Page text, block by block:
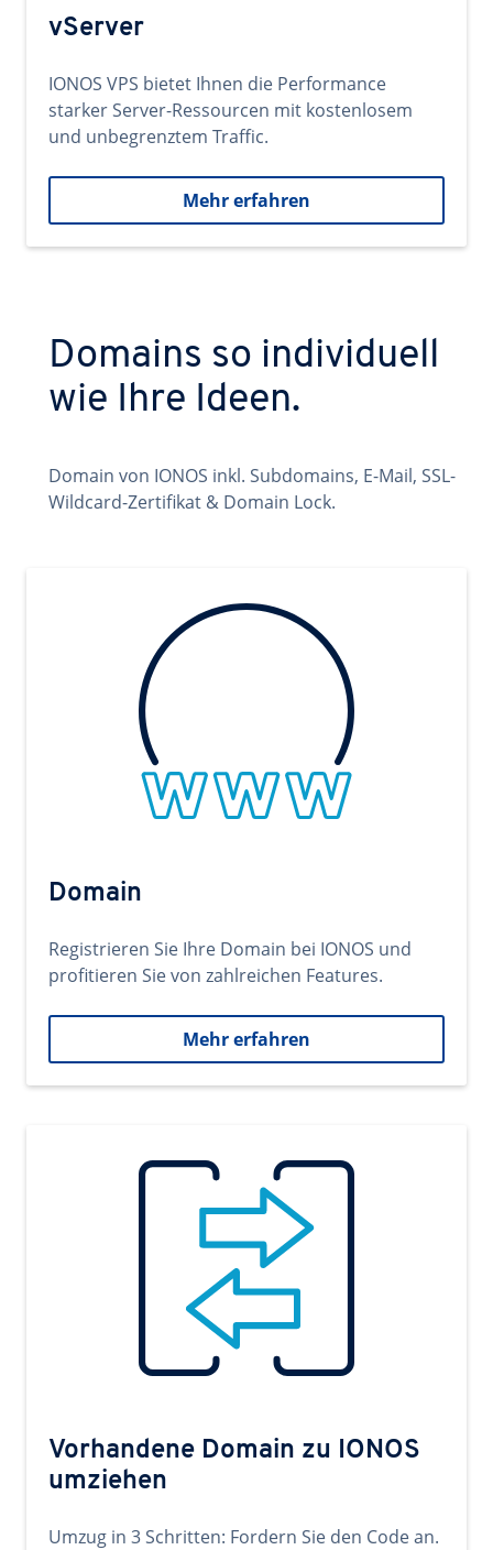
vServer
IONOS VPS bietet Ihnen die Performance
starker Server-Ressourcen mit kostenlosem
und unbegrenztem Traffic.
Mehr erfahren
Domains so individuell
wie Ihre Ideen.
Domain von IONOS inkl. Subdomains, E-Mail, SSL-
Wildcard-Zertifikat & Domain Lock.
Domain
Registrieren Sie Ihre Domain bei IONOS und
profitieren Sie von zahlreichen Features.
Mehr erfahren
Vorhandene Domain zu IONOS
umziehen
Umzug in 3 Schritten: Fordern Sie den Code an.